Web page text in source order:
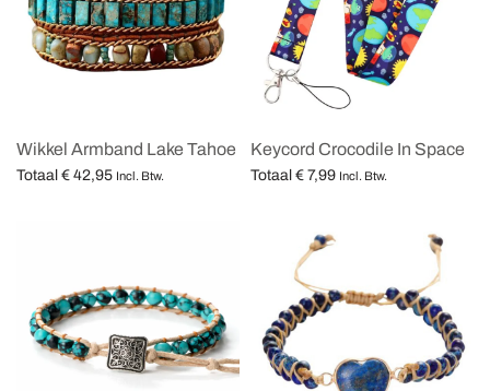
Wikkel Armband Lake Tahoe
Totaal € 42,95 Incl. Btw.
Keycord Crocodile In Space
Totaal € 7,99 Incl. Btw.